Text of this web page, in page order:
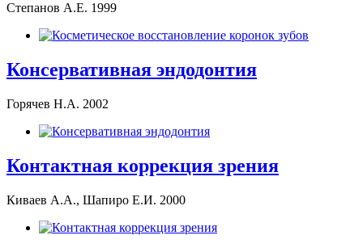
Степанов А.Е. 1999
Консервативная эндодонтия
Горячев Н.А. 2002
Контактная коррекция зрения
Киваев А.А., Шапиро Е.И. 2000